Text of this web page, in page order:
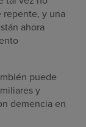
y una
ahora
puede
y
demencia en